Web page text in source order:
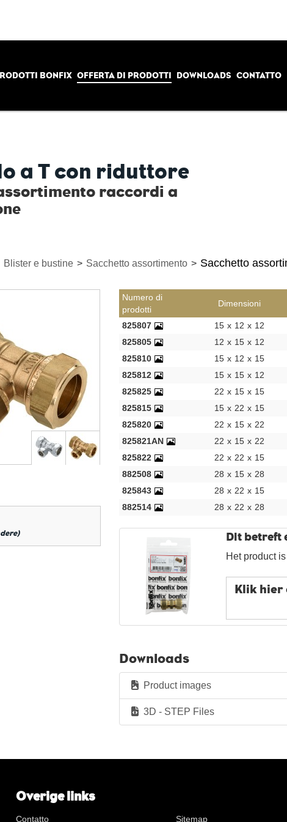
BONFIX OFFERTA DI PRODOTTI DOWNLOADS CONTATTO
a T con riduttore
raccordi a
Blister e bustine > Sacchetto assortimento > Sacchetto
Numero di
prodotti
Dimensioni
825807 15 x 12 x 12
825805
12 x 15 x 12
825810
15 x 12 x 15
825812
15 x 15 x 12
825825
22 x 15 x 15
825815
15 x 22 x 15
825820
22 x 15 x 22
825821AN
22 x 15 x 22
825822
22 x 22 x 15
882508
28 x 15 x 28
825843
28 x 22 x 15
882514
28 x 22 x 28
Dit betreft
Het product
Klik hier
Downloads
Product images
3D - STEP Files
Overige links
Contatto Sitemap